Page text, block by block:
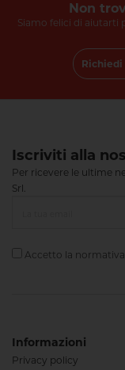
Non
Siamo felici di aiutarti
Richiedi
Iscriviti alla
Per ricevere le ultime
Srl.
Accetto la normativa
Informazioni
Privacy policy